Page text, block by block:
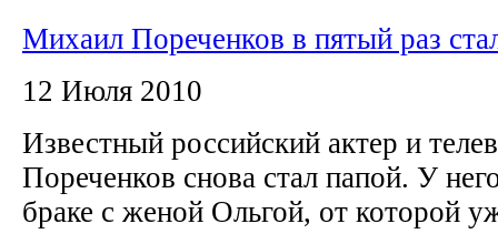
Михаил Пореченков в пятый раз
12 Июля 2010
Известный российский актер и
Пореченков снова стал папой. У
браке с женой Ольгой, от которой